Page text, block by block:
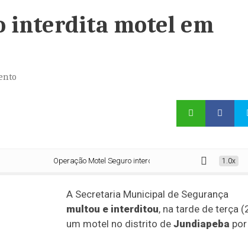
interdita motel em
Operação Motel Seguro interdita motel em Jundiapeba1.0x
A Secretaria Municipal de Segurança
multou e interditou, na tarde de terça
um motel no distrito de Jundiapeba por